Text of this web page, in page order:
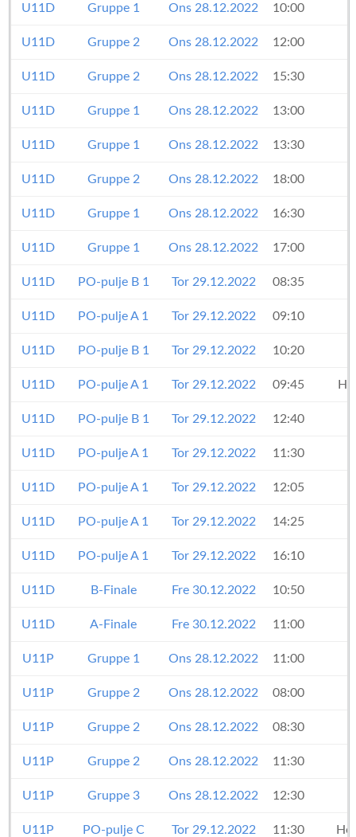
U11D Gruppe 1 Ons 28.12.2022 10:00
U11D Gruppe 2 Ons 28.12.2022 12:00
U11D Gruppe 2 Ons 28.12.2022 15:30
U11D Gruppe 1 Ons 28.12.2022 13:00
U11D Gruppe 1 Ons 28.12.2022 13:30
U11D Gruppe 2 Ons 28.12.2022 18:00
U11D Gruppe 1 Ons 28.12.2022 16:30
U11D Gruppe 1 Ons 28.12.2022 17:00
U11D PO-pulje B 1 Tor 29.12.2022 08:35
U11D PO-pulje A 1 Tor 29.12.2022 09:10
U11D PO-pulje B 1 Tor 29.12.2022 10:20
U11D PO-pulje A 1 Tor 29.12.2022 09:45
U11D PO-pulje B 1 Tor 29.12.2022 12:40
U11D PO-pulje A 1 Tor 29.12.2022 11:30
U11D PO-pulje A 1 Tor 29.12.2022 12:05
U11D PO-pulje A 1 Tor 29.12.2022 14:25
U11D PO-pulje A 1 Tor 29.12.2022 16:10
U11D B-Finale Fre 30.12.2022 10:50
U11D A-Finale Fre 30.12.2022 11:00
U11P Gruppe 1 Ons 28.12.2022 11:00
U11P Gruppe 2 Ons 28.12.2022 08:00
U11P Gruppe 2 Ons 28.12.2022 08:30
U11P Gruppe 2 Ons 28.12.2022 11:30
U11P Gruppe 3 Ons 28.12.2022 12:30
U11P PO-pulje C Tor 29.12.2022 11:30